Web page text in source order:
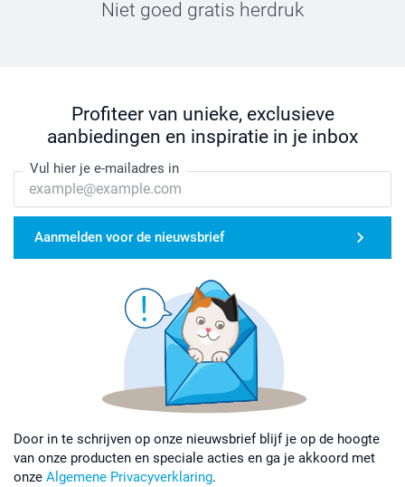
Niet goed gratis herdruk
Profiteer van unieke, exclusieve
aanbiedingen en inspiratie in je inbox
Vul hier je e-mailadres in
Aanmelden voor de nieuwsbrief
Door in te schrijven op onze nieuwsbrief blijf je op de hoogte
van onze producten en speciale acties en ga je akkoord met
onze Algemene Privacyverklaring.